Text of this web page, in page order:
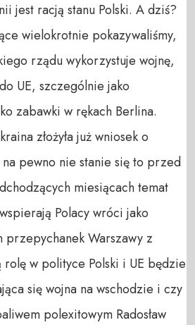
jest racją stanu Polski. A dziś?
wielokrotnie pokazywaliśmy,
rządu wykorzystuje wojnę,
UE, szczególnie jako
zabawki w rękach Berlina.
złożyła już wniosek o
pewno nie stanie się to przed
miesiącach temat
Polacy wróci jako
Warszawy z
rolę w polityce Polski i UE będzie
się wojna na wschodzie i czy
polexitowym Radosław